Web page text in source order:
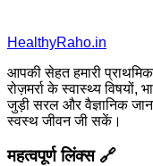
HealthyRaho.in
आपकी सेहत हमारी
रोज़मर्रा के स्वास्थ्य
जुड़ी सरल और वैज्ञानिक
स्वस्थ जीवन जी सकें।
महत्वपूर्ण लिंक्स 🔗